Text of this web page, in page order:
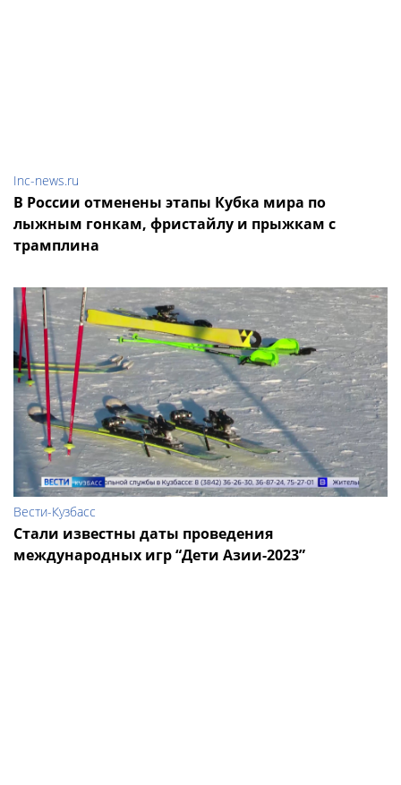
Inc-news.ru
В России отменены этапы Кубка мира по
лыжным гонкам, фристайлу и прыжкам с
трамплина
Вести-Кузбасс
Стали известны даты проведения
международных игр “Дети Азии-2023”